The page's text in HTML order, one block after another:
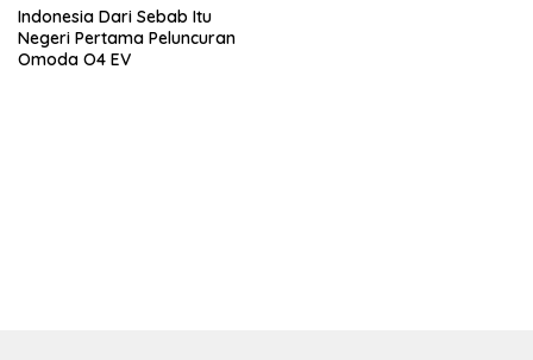
Indonesia Dari Sebab Itu
Negeri Pertama Peluncuran
Omoda O4 EV